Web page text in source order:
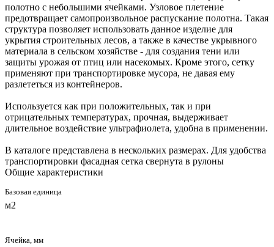
полотно с небольшими ячейками. Узловое плетение
предотвращает самопроизвольное распускание полотна. Такая
структура позволяет использовать данное изделие для
укрытия строительных лесов, а также в качестве укрывного
материала в сельском хозяйстве - для создания тени или
защиты урожая от птиц или насекомых. Кроме этого, сетку
применяют при транспортировке мусора, не давая ему
разлететься из контейнеров.
Используется как при положительных, так и при
отрицательных температурах, прочная, выдерживает
длительное воздействие ультрафиолета, удобна в применении.
В каталоге представлена в нескольких размерах. Для удобства
транспортировки фасадная сетка свернута в рулоны
Общие характеристики
Базовая единица
м2
Ячейка, мм